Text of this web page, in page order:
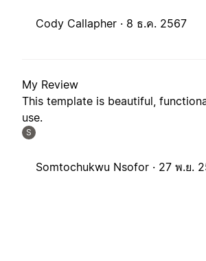
Cody Callapher · 8 ธ.ค. 2567
My Review
This template is beautiful,
use.
S
Somtochukwu Nsofor · 27 พ.ย.